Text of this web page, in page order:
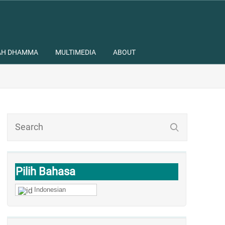
DHAMMA MULTIMEDIA ABOUT
Pilih Bahasa
Indonesian